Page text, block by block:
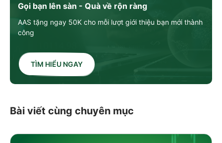
Gọi bạn lên sàn - Quà về rộn ràng
AAS tặng ngay 50K cho mỗi lượt giới thiệu bạn mới thành
công
TÌM HIỂU NGAY
Bài viết cùng chuyên mục